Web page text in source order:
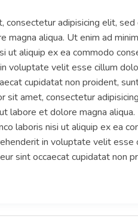
consectetur adipisicing elit,
magna aliqua. Ut enim ad
ut aliquip ex ea commodo
voluptate velit esse cillum
cupidatat non proident,
sit amet, consectetur
labore et dolore magna aliqua.
laboris nisi ut aliquip ex ea
in voluptate velit esse
sint occaecat cupidatat non